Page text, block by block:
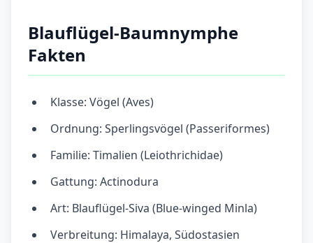
Blauflügel-Baumnymphe
Fakten
Klasse: Vögel (Aves)
Ordnung: Sperlingsvögel (Passeriformes)
Familie: Timalien (Leiothrichidae)
Gattung: Actinodura
Art: Blauflügel-Siva (Blue-winged Minla)
Verbreitung: Himalaya, Südostasien